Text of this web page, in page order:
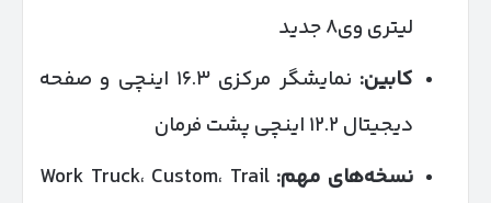
لیتری وی۸ جدید
کابین:
نمایشگر مرکزی ۱۶.۳ اینچی و صفحه
دیجیتال ۱۲.۲ اینچی پشت فرمان
نسخه‌های مهم: Work Truck، Custom، Trail